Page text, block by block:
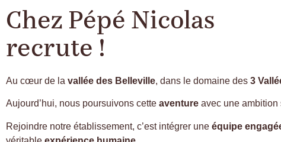
Chez Pépé Nicolas
recrute !
Au cœur de la vallée des Belleville, dans le domaine des 3
Aujourd’hui, nous poursuivons cette aventure avec une
Rejoindre notre établissement, c’est intégrer une équipe